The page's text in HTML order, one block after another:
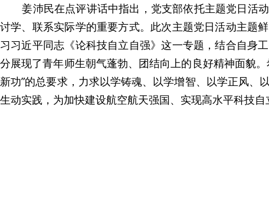
姜沛民在点评讲话中指出，党支部依托主题党日活
讨学、联系实际学的重要方式。此次主题党日活动主题
习习近平同志《论科技自立自强》这一专题，结合自身
分展现了青年师生朝气蓬勃、团结向上的良好精神面貌
新功”的总要求，力求以学铸魂、以学增智、以学正风、
生动实践，为加快建设航空航天强国、实现高水平科技自